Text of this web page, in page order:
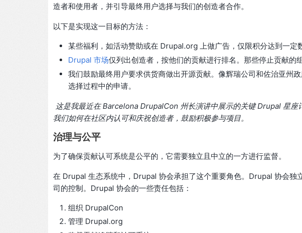
造者和使用者，并引导最终用户选择与我们的创造者合作。
以下是实现这一目标的方法：
某些福利，如活动赞助或在 Drupal.org 上做广告，仅限积分达到一定
Drupal 市场仅列出创造者，按他们的贡献进行排名。那些停止贡献的
我们鼓励最终用户要求供货商做出开源贡献。像辉瑞公司和佐治亚州
选择过程中的申请。